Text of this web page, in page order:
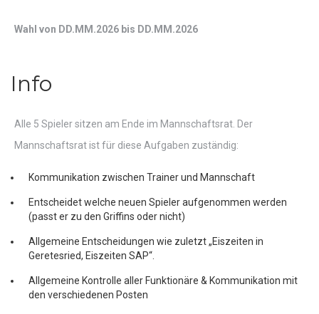
Wahl von DD.MM.2026 bis DD.MM.2026
Info
Alle 5 Spieler sitzen am Ende im Mannschaftsrat. Der
Mannschaftsrat ist für diese Aufgaben zuständig:
Kommunikation zwischen Trainer und Mannschaft
Entscheidet welche neuen Spieler aufgenommen werden
(passt er zu den Griffins oder nicht)
Allgemeine Entscheidungen wie zuletzt „Eiszeiten in
Geretesried, Eiszeiten SAP“.
Allgemeine Kontrolle aller Funktionäre & Kommunikation mit
den verschiedenen Posten